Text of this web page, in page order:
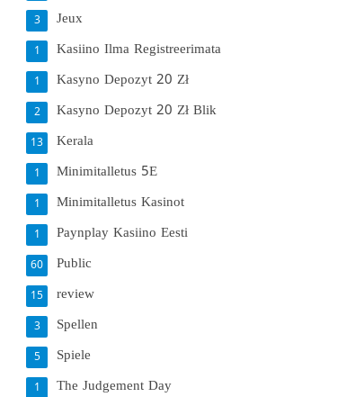
Jeux
3
Kasiino Ilma Registreerimata
1
Kasyno Depozyt 20 Zł
1
Kasyno Depozyt 20 Zł Blik
2
Kerala
13
Minimitalletus 5E
1
Minimitalletus Kasinot
1
Paynplay Kasiino Eesti
1
Public
60
review
15
Spellen
3
Spiele
5
The Judgement Day
1